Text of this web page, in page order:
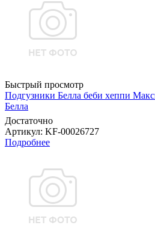
Быстрый просмотр
Подгузники Белла беби хеппи
Белла
Достаточно
Артикул: KF-00026727
Подробнее